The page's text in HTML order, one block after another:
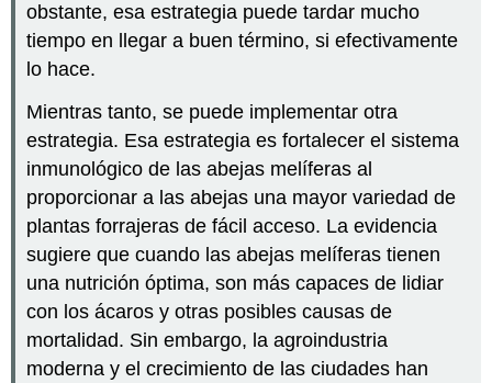
obstante, esa estrategia puede tardar mucho
tiempo en llegar a buen término, si efectivamente
lo hace.
Mientras tanto, se puede implementar otra
estrategia. Esa estrategia es fortalecer el sistema
inmunológico de las abejas melíferas al
proporcionar a las abejas una mayor variedad de
plantas forrajeras de fácil acceso. La evidencia
sugiere que cuando las abejas melíferas tienen
una nutrición óptima, son más capaces de lidiar
con los ácaros y otras posibles causas de
mortalidad. Sin embargo, la agroindustria
moderna y el crecimiento de las ciudades han